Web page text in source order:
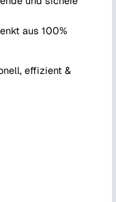
aus 100%
effizient &